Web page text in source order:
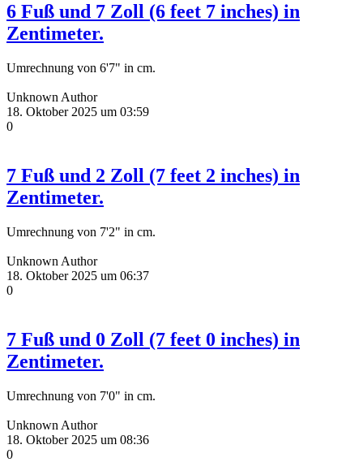
6 Fuß und 7 Zoll (6 feet 7 inches) in
Zentimeter.
Umrechnung von 6'7" in cm.
Unknown Author
18. Oktober 2025 um 03:59
0
7 Fuß und 2 Zoll (7 feet 2 inches) in
Zentimeter.
Umrechnung von 7'2" in cm.
Unknown Author
18. Oktober 2025 um 06:37
0
7 Fuß und 0 Zoll (7 feet 0 inches) in
Zentimeter.
Umrechnung von 7'0" in cm.
Unknown Author
18. Oktober 2025 um 08:36
0